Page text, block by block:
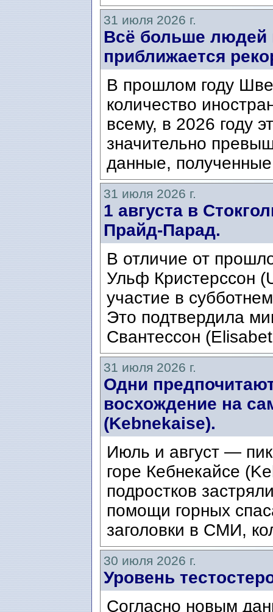
31 июля 2026 г.
Всё больше
приближается
В прошлом году
количество
всему, в 2026 году
значительно
данные,
31 июля 2026 г.
1 августа в
Прайд-Парад.
В отличие от
Ульф Кристерссон
участие в
Это подтвердила
Свантессон
31 июля 2026 г.
Одни
восхождение на
(Kebnekaise).
Июль и август — пик
горе Кебнекайсе
подростков
помощи горных
заголовки в СМИ,
30 июля 2026 г.
Уровень
Согласно новым